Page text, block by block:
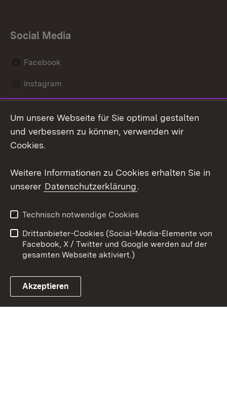
Social Media
Facebook
Instagram
Mastodon
Youtube
Link zum Landesportal
Kontakt
Datenschutz
Barrierefreiheit
Impressum Cookies
Um unsere Webseite für Sie optimal gestalten
und verbessern zu können, verwenden wir
Cookies.
Weitere Informationen zu Cookies erhalten Sie in
unserer Datenschutzerklärung.
Technisch notwendige Cookies
Drittanbieter-Cookies (Social-Media-Elemente von
Facebook, X / Twitter und Google werden auf der
gesamten Webseite aktiviert.)
Akzeptieren